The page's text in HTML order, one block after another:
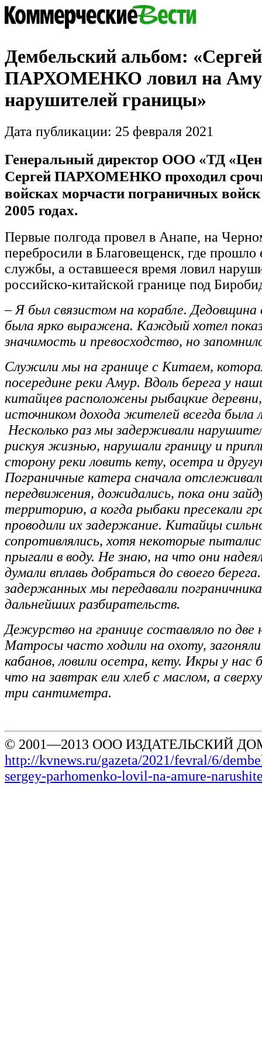
Дембельский альбом: «Сергей
ПАРХОМЕНКО ловил на
нарушителей границы»
Дата публикации: 25 февраля 2021
Генеральный директор ООО «ТД
Сергей ПАРХОМЕНКО проходил
войсках морчасти пограничных
2005 годах.
Первые полгода провел в Анапе, на
перебросили в Благовещенск, где
службы, а оставшееся время ловил
российско-китайской границе под
– Я был связистом на корабле.
была ярко выражена. Каждый хотел
значимость и превосходство, но
Служили мы на границе с Китаем,
посередине реки Амур. Вдоль берега у
китайцев расположены рыбацкие
источником дохода жителей всегда была
Несколько раз мы задерживали
рискуя жизнью, нарушали границу и
сторону реки ловить кету, осетра и
Пограничные катера сначала
передвижения, дожидались, пока они
территорию, а когда рыбаки пресекали
проводили их задержание. Китайцы
сопротивлялись, хотя некоторые
прыгали в воду. Не знаю, на что они
думали вплавь добраться до своего
задержанных мы передавали
дальнейших разбирательств.
Дежурство на границе составляло по две
Матросы часто ходили на охоту, загоняли
кабанов, ловили осетра, кету. Икры у нас
что на завтрак ели хлеб с маслом, а
три сантиметра.
© 2001—2013 ООО ИЗДАТЕЛЬСКИЙ
http://kvnews.ru/gazeta/2021/fevral/6/
sergey-parhomenko-lovil-na-amure-